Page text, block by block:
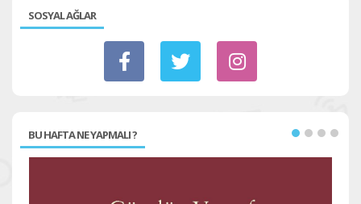
SOSYAL AĞLAR
BU HAFTA NE YAPMALI ?